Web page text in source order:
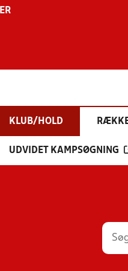
KLUB/HOLD
UDVIDET KAMPSØGNING